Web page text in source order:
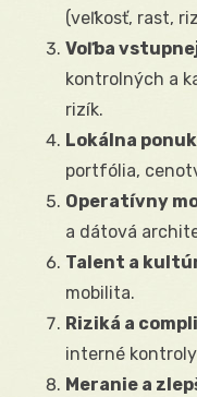
(veľkosť, rast,
Voľba
kontrolných a
rizík.
Lokálna
portfólia,
Operatívny
a dátová
Talent a
mobilita.
Riziká a
interné
Meranie a